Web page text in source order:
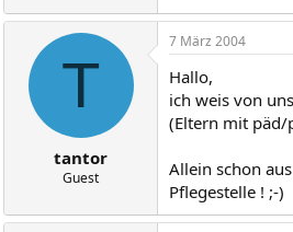
T
tantor
Guest
7 März 2004
Hallo,
ich weis von
(Eltern mit päd/
Allein schon
Pflegestelle ! ;-)